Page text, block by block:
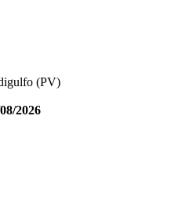
(PV)
2026